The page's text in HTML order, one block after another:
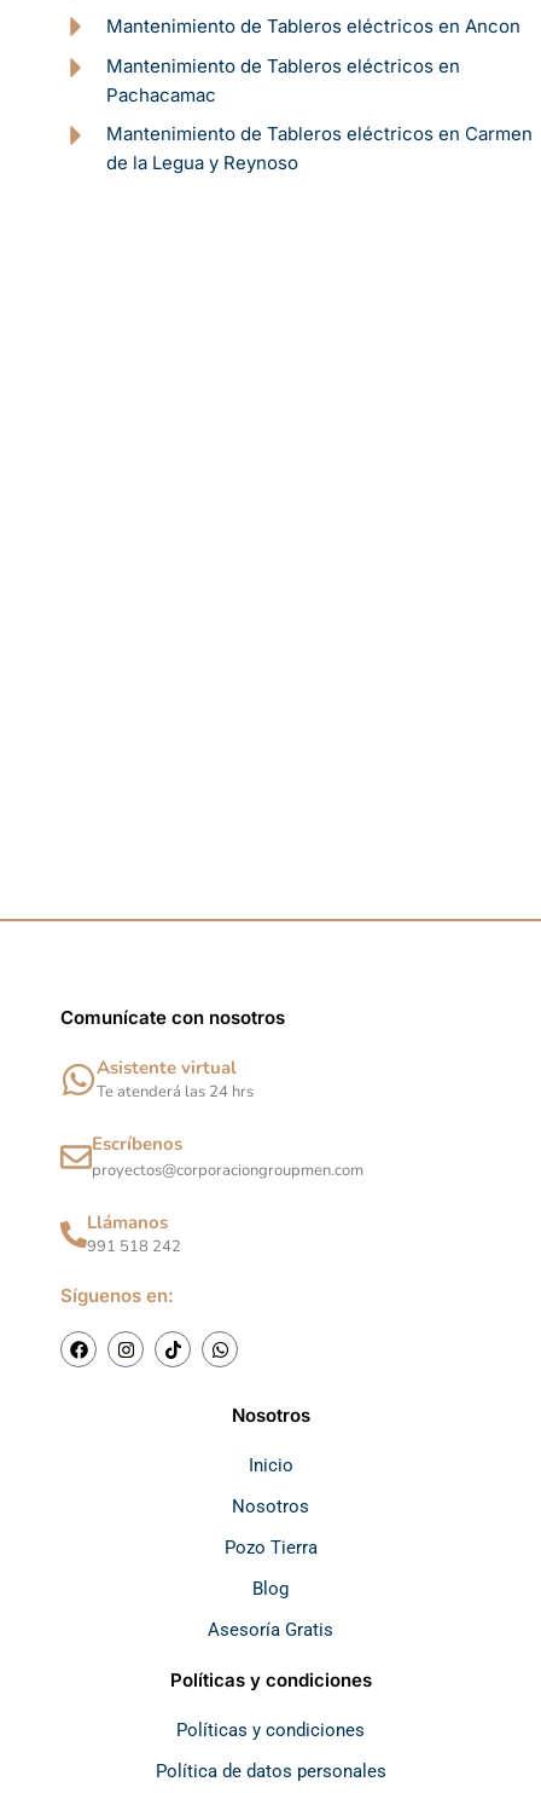
Mantenimiento de Tableros eléctricos en Ancon
Mantenimiento de Tableros eléctricos en
Pachacamac
Mantenimiento de Tableros eléctricos en Carmen
de la Legua y Reynoso
Comunícate con nosotros
Asistente virtual
Te atenderá las 24 hrs
Escríbenos
proyectos@corporaciongroupmen.com
Llámanos
991 518 242
Síguenos en:
F
a
c
I
n
s
T
i
k
W
h
a
Nosotros
Inicio
Nosotros
Pozo Tierra
Blog
Asesoría Gratis
Políticas y condiciones
Políticas y condiciones
Política de datos personales